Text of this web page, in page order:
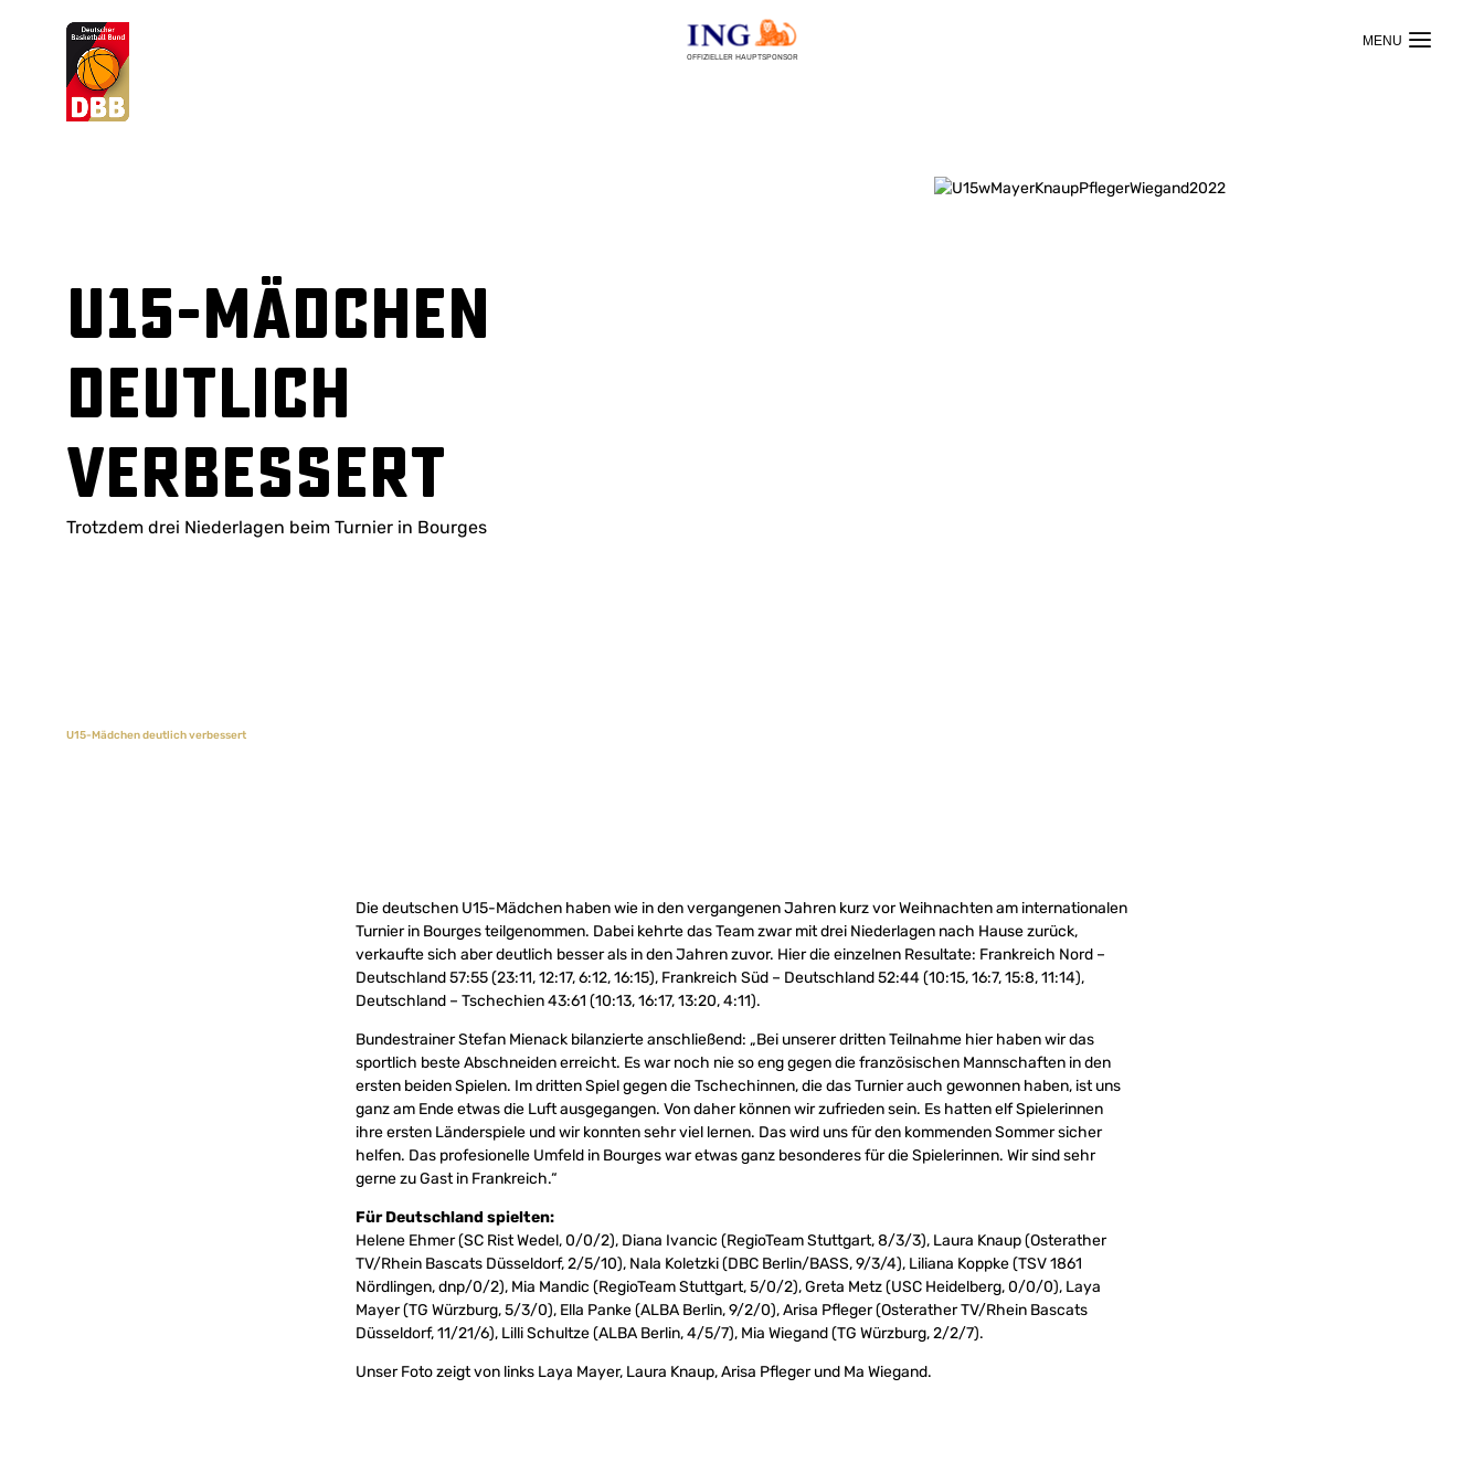
OFFIZIELLER HAUPTSPONSOR
Suchvorschläge
U15-Mädchen
deutlich
verbessert
Trotzdem drei Niederlagen beim Turnier in Bourges
U15-Mädchen deutlich verbessert
Die deutschen U15-Mädchen haben wie in den vergangenen Jahren kurz vor Weihnachten am internationalen
Turnier in Bourges teilgenommen. Dabei kehrte das Team zwar mit drei Niederlagen nach Hause zurück,
verkaufte sich aber deutlich besser als in den Jahren zuvor. Hier die einzelnen Resultate: Frankreich Nord –
Deutschland 57:55 (23:11, 12:17, 6:12, 16:15), Frankreich Süd – Deutschland 52:44 (10:15, 16:7, 15:8, 11:14),
Deutschland – Tschechien 43:61 (10:13, 16:17, 13:20, 4:11).
Bundestrainer Stefan Mienack bilanzierte anschließend: „Bei unserer dritten Teilnahme hier haben wir das
sportlich beste Abschneiden erreicht. Es war noch nie so eng gegen die französischen Mannschaften in den
ersten beiden Spielen. Im dritten Spiel gegen die Tschechinnen, die das Turnier auch gewonnen haben, ist uns
ganz am Ende etwas die Luft ausgegangen. Von daher können wir zufrieden sein. Es hatten elf Spielerinnen
ihre ersten Länderspiele und wir konnten sehr viel lernen. Das wird uns für den kommenden Sommer sicher
helfen. Das profesionelle Umfeld in Bourges war etwas ganz besonderes für die Spielerinnen. Wir sind sehr
gerne zu Gast in Frankreich.“
Für Deutschland spielten:
Helene Ehmer (SC Rist Wedel, 0/0/2), Diana Ivancic (RegioTeam Stuttgart, 8/3/3), Laura Knaup (Osterather
TV/Rhein Bascats Düsseldorf, 2/5/10), Nala Koletzki (DBC Berlin/BASS, 9/3/4), Liliana Koppke (TSV 1861
Nördlingen, dnp/0/2), Mia Mandic (RegioTeam Stuttgart, 5/0/2), Greta Metz (USC Heidelberg, 0/0/0), Laya
Mayer (TG Würzburg, 5/3/0), Ella Panke (ALBA Berlin, 9/2/0), Arisa Pfleger (Osterather TV/Rhein Bascats
Düsseldorf, 11/21/6), Lilli Schultze (ALBA Berlin, 4/5/7), Mia Wiegand (TG Würzburg, 2/2/7).
Unser Foto zeigt von links Laya Mayer, Laura Knaup, Arisa Pfleger und Ma Wiegand.